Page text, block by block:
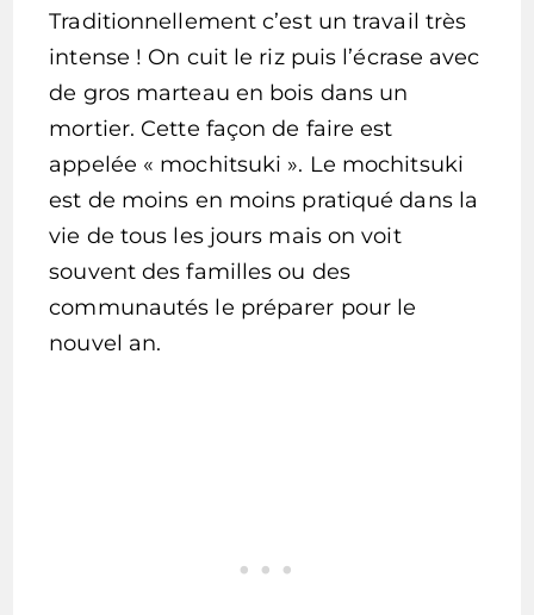
Traditionnellement c’est un travail très
intense ! On cuit le riz puis l’écrase avec
de gros marteau en bois dans un
mortier. Cette façon de faire est
appelée « mochitsuki ». Le mochitsuki
est de moins en moins pratiqué dans la
vie de tous les jours mais on voit
souvent des familles ou des
communautés le préparer pour le
nouvel an.